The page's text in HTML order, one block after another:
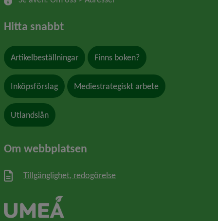
Hitta snabbt
Artikelbeställningar Finns boken?
Inköpsförslag Mediestrategiskt arbete
Utlandslån
Om webbplatsen
Tillgänglighet, redogörelse